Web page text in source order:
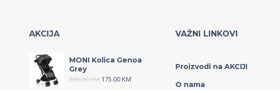
AKCIJA
MONI Kolica Genoa
Grey
288.00KM 175.00KM
VAŽNI LINKOVI
Proizvodi na AKCIJI
O nama